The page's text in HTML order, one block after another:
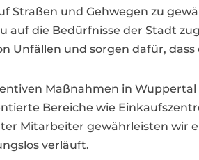
Straßen und Gehwegen zu
auf die Bedürfnisse der Stadt
Unfällen und sorgen dafür,
Maßnahmen in
Bereiche wie
Mitarbeiter gewährleisten wir
verläuft.